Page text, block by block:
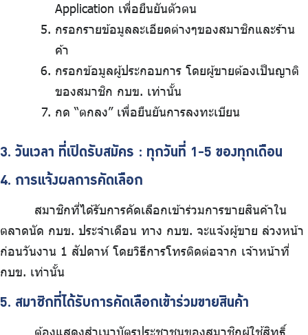
Application เพื่อยืนยันตัวตน
กรอกรายข้อมูลละเอียดต่างๆของสมาชิกและร้าน
ค้า
กรอกข้อมูลผู้ประกอบการ โดยผู้ขายต้องเป็นญาติ
ของสมาชิก กบข. เท่านั้น
กด “ตกลง” เพื่อยืนยันการลงทะเบียน
3. วันเวลา ที่เปิดรับสมัคร : ทุกวันที่ 1-5 ของทุกเดือน
4. การแจ้งผลการคัดเลือก
สมาชิกที่ได้รับการคัดเลือกเข้าร่วมการขายสินค้าใน
ตลาดนัด กบข. ประจำเดือน ทาง กบข. จะแจ้งผู้ขาย ล่วงหน้า
ก่อนวันงาน 1 สัปดาห์ โดยวิธีการโทรติดต่อจาก เจ้าหน้าที่
กบข. เท่านั้น
5. สมาชิกที่ได้รับการคัดเลือกเข้าร่วมขายสินค้า
ต้องแสดงสำเนาบัตรประชาชนของสมาชิกผู้ใช้สิทธิ์